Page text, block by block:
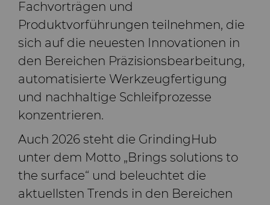
Elektronische Bondingwerkzeuge
Motor und Getriebe
Allgemeine Verschleißlösungen
Spritzgusswerkzeuge
Medizin
Hartmetall-Bergbaulösungen
Zusätzliche Rohteile für das
Drahtziehen
Grobe oder OD-geschliffene Spitzen
Compax™ PCD Stanzformrohlinge
DuraNib™ Hartmetall-Spitzen
Versimax™
6UDPlus Stahlcord-Drahtziehqualität
Fachvorträgen und
Produktvorführungen teilnehmen, die
sich auf die neuesten Innovationen in
den Bereichen Präzisionsbearbeitung,
automatisierte Werkzeugfertigung
und nachhaltige Schleifprozesse
konzentrieren.
Auch 2026 steht die GrindingHub
unter dem Motto „Brings solutions to
the surface“ und beleuchtet die
aktuellsten Trends in den Bereichen